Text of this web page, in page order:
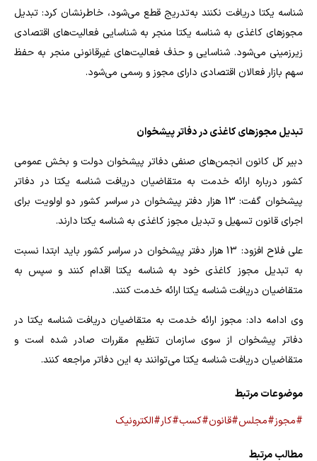
شناسه یکتا دریافت نکنند به‌تدریج قطع می‌شود، خاطرنشان کرد: تبدیل
مجوزهای کاغذی به شناسه یکتا منجر به شناسایی فعالیت‌های اقتصادی
زیرزمینی می‌شود. شناسایی و حذف فعالیت‌های غیرقانونی منجر به حفظ
سهم بازار فعالان اقتصادی دارای مجوز و رسمی می‌شود.
تبدیل مجوزهای کاغذی در دفاتر پیشخوان
دبیر کل کانون انجمن‌های صنفی دفاتر پیشخوان دولت و بخش عمومی
کشور درباره ارائه خدمت به متقاضیان دریافت شناسه یکتا در دفاتر
پیشخوان گفت: 13 هزار دفتر پیشخوان در سراسر کشور دو اولویت برای
اجرای قانون تسهیل و تبدیل مجوز کاغذی به شناسه یکتا دارند.
علی فلاح افزود: 13 هزار دفتر پیشخوان در سراسر کشور باید ابتدا نسبت
به تبدیل مجوز کاغذی خود به شناسه یکتا اقدام کنند و سپس به
متقاضیان دریافت شناسه یکتا ارائه خدمت کنند.
وی ادامه داد: مجوز ارائه خدمت به متقاضیان دریافت شناسه یکتا در
دفاتر پیشخوان از سوی سازمان تنظیم مقررات صادر شده است و
متقاضیان دریافت شناسه یکتا می‌توانند به این دفاتر مراجعه کنند.
موضوعات مرتبط
#مجوز#مجلس#قانون#کسب#کار#الکترونیک
مطالب مرتبط